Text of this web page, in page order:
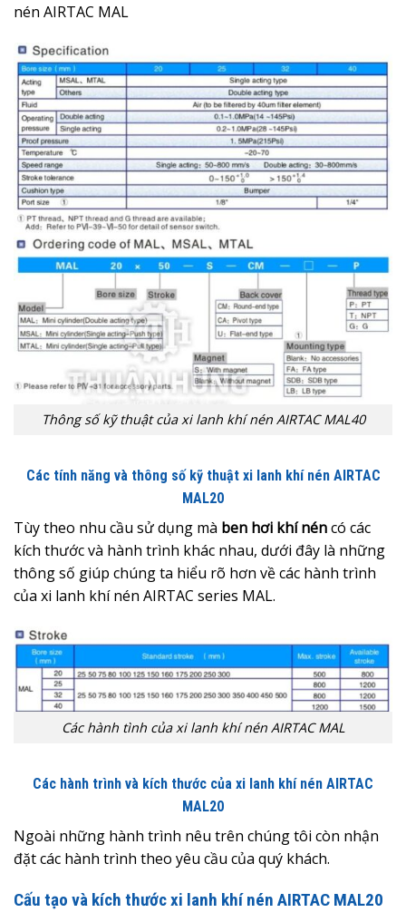
nén AIRTAC MAL
Thông số kỹ thuật của xi lanh khí nén AIRTAC MAL40
Các tính năng và thông số kỹ thuật xi lanh khí nén AIRTAC
MAL20
Tùy theo nhu cầu sử dụng mà ben hơi khí néncó các
kích thước và hành trình khác nhau, dưới đây là những
thông số giúp chúng ta hiểu rõ hơn về các hành trình
của xi lanh khí nén AIRTAC series MAL.
Các hành tình của xi lanh khí nén AIRTAC MAL
Các hành trình và kích thước của xi lanh khí nén AIRTAC
MAL20
Ngoài những hành trình nêu trên chúng tôi còn nhận
đặt các hành trình theo yêu cầu của quý khách.
Cấu tạo và kích thước xi lanh khí nén AIRTAC MAL20